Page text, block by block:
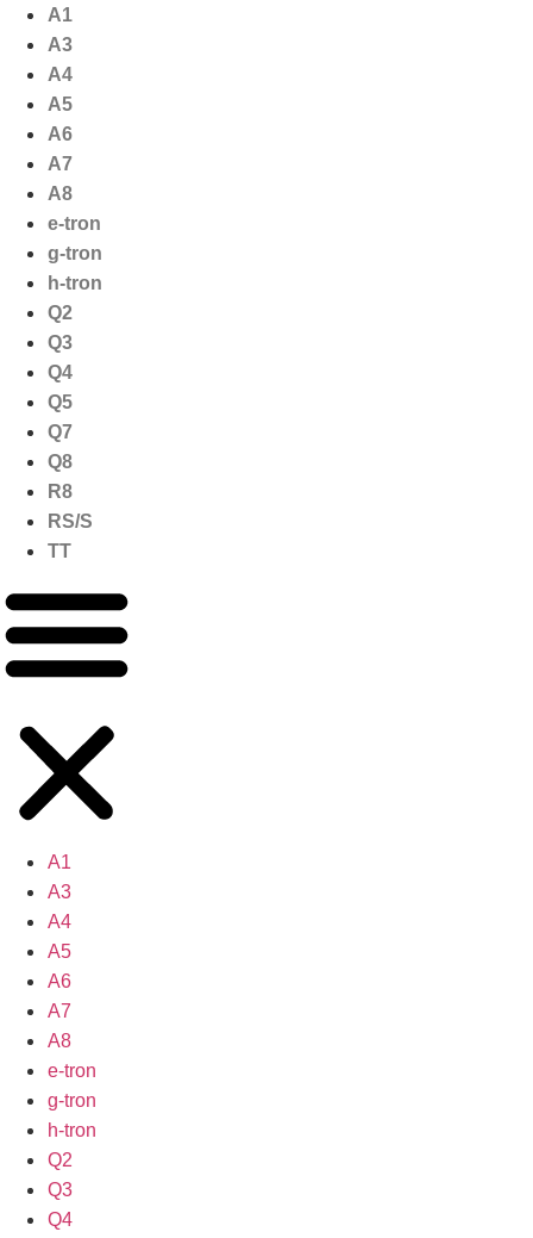
naar
inhoud
A1
A3
A4
A5
A6
A7
A8
e-tron
g-tron
h-tron
Q2
Q3
Q4
Q5
Q7
Q8
R8
RS/S
TT
A1
A3
A4
A5
A6
A7
A8
e-tron
g-tron
h-tron
Q2
Q3
Q4